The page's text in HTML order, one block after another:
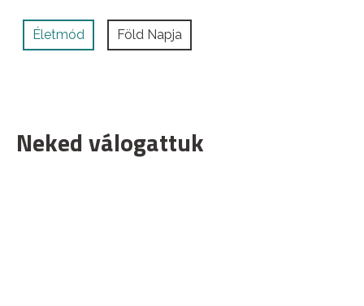
Életmód Föld Napja
Neked válogattuk